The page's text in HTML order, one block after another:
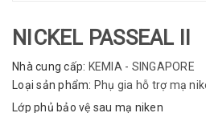
NICKEL PASSEAL II
Nhà cung cấp: KEMIA - SINGAPORE
Loại sản phẩm: Phụ gia hỗ trợ mạ
Lớp phủ bảo vệ sau mạ niken